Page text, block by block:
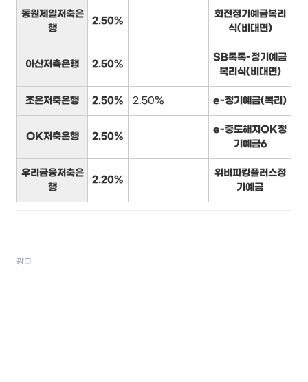
동원제일저축은
행
2.50%
회전정기예금복리
식(비대면)
아산저축은행 2.50%
SB톡톡-정기예금
복리식(비대면)
조은저축은행 2.50% 2.50% e-정기예금(복리)
OK저축은행 2.50%
e-중도해지OK정
기예금6
우리금융저축은
행
2.20%
위비파킹플러스정
기예금
광고